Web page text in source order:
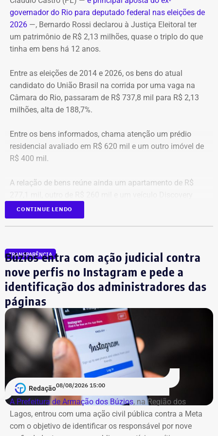
TEMPO REAL
Pré-hora: 19h, com cobertura especial pelo YouTube do
TEMPO REAL
A operação mobilizou cerca de 40 militares, 11 viaturas e
4 unidades operacionais.
governador do Rio para deputado federal nas eleições de
2026 —, Bernardo Rossi declarou à Justiça Eleitoral ter
um patrimônio de R$ 2,13 milhões, quase o triplo do que
tinha em bens há 12 anos.
Entre as eleições de 2014 e 2026, os bens do atual
candidato do União Brasil na corrida por uma vaga na
Câmara do Rio, passaram de R$ 737,8 mil para R$ 2,13
milhões, alta de 188,7%.
Entre os bens informados, chama atenção um prédio
residencial avaliado em R$ 620 mil e um outro imóvel de
R$ 400 mil.
A relação de bens reúne ainda um apartamento de R$
D300, ano 2023, declarado por R$ 330 mil. Também
aparecem na lista cerca de R$ 177 mil em aplicações e
CONTINUE LENDO
TRANSPARÊNCIA
Búzios entra com ação judicial contra
nove perfis no Instagram e pede a
identificação dos administradores das
páginas
Redação08/08/2026 15:00
A Prefeitura de Armação dos Búzios, na Região dos
Lagos, entrou com uma ação civil pública contra a Meta
com o objetivo de identificar os responsável por nove